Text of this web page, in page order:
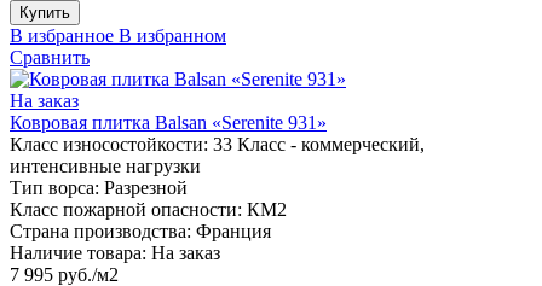
Купить
В избранное В избранном
Сравнить
На заказ
Ковровая плитка Balsan «Serenite 931»
Класс износостойкости: 33 Класс - коммерческий,
интенсивные нагрузки
Тип ворса: Разрезной
Класс пожарной опасности: КМ2
Страна производства: Франция
Наличие товара: На заказ
7 995 руб./м2